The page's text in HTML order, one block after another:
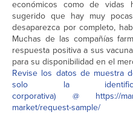
económicos como de vidas
sugerido que hay muy
desaparezca por completo,
Muchas de las compañías
respuesta positiva a sus
para su disponibilidad en el
Revise los datos de muestra
solo la
corporativa) @ https://
market/request-sample/